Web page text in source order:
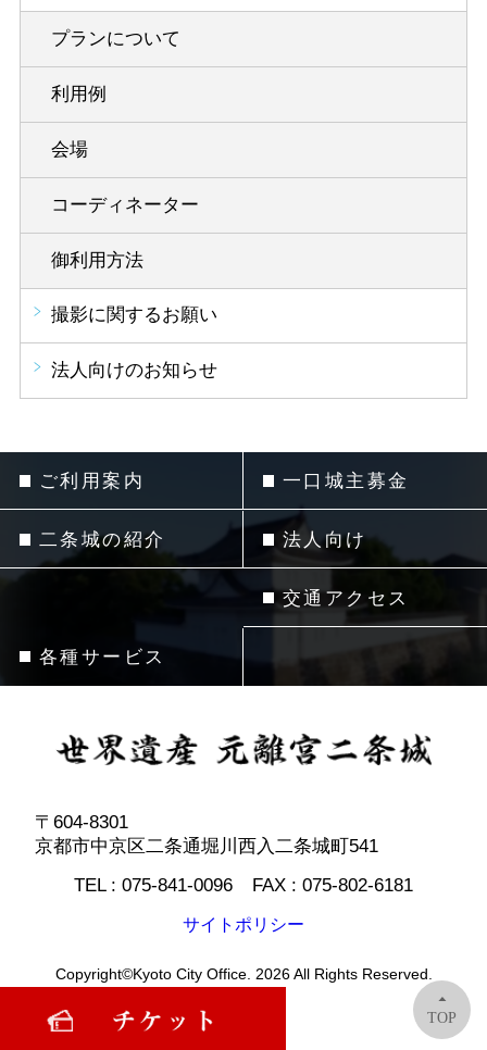
プランについて
利用例
会場
コーディネーター
御利用方法
撮影に関するお願い
法人向けのお知らせ
TOP
ご利用案内
二条城の紹介
各種サービス
一口城主募金
法人向け
交通アクセス
〒604-8301
京都市中京区二条通堀川西入二条城町541
TEL : 075-841-0096 FAX :075-802-6181
サイトポリシー
Copyright©Kyoto City Office. 2026 All Rights Reserved.